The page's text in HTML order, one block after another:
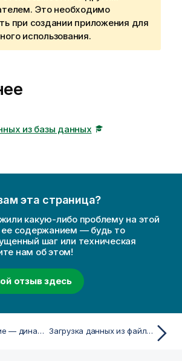
Это необходимо
при создании приложения для
использования.
из базы данных
эта страница?
какую-либо проблему на этой
ее содержанием — будь то
шаг или техническая
нам об этом!
отзыв здесь
Учебное пособие — динамические виды Загрузка данных из файлов